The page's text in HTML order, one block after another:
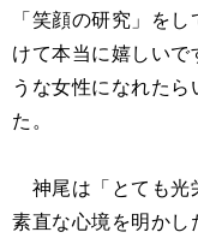
「笑顔の研究」を
けて本当に嬉しい
うな女性になれた
た。
神尾は「とても光
素直な心境を明か